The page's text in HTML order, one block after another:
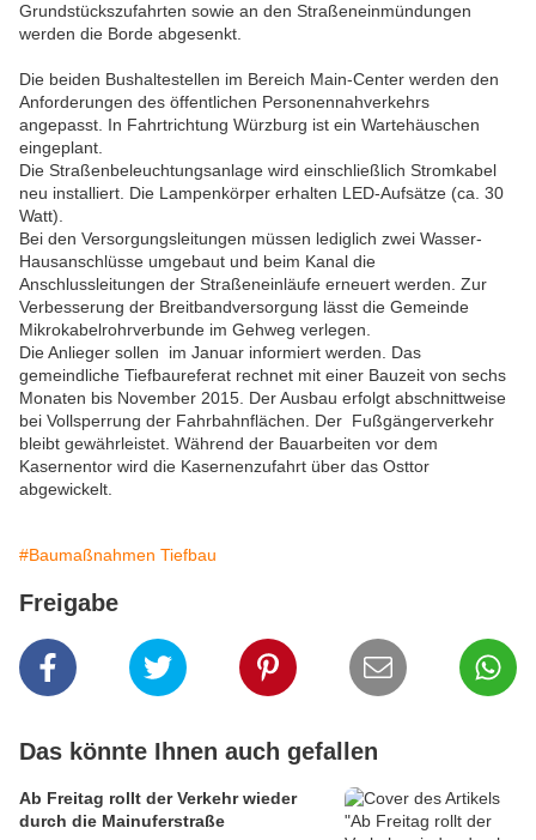
Grundstückszufahrten sowie an den Straßeneinmündungen
werden die Borde abgesenkt.
Die beiden Bushaltestellen im Bereich Main-Center werden den
Anforderungen des öffentlichen Personennahverkehrs
angepasst. In Fahrtrichtung Würzburg ist ein Wartehäuschen
eingeplant.
Die Straßenbeleuchtungsanlage wird einschließlich Stromkabel
neu installiert. Die Lampenkörper erhalten LED-Aufsätze (ca. 30
Watt).
Bei den Versorgungsleitungen müssen lediglich zwei Wasser-
Hausanschlüsse umgebaut und beim Kanal die
Anschlussleitungen der Straßeneinläufe erneuert werden. Zur
Verbesserung der Breitbandversorgung lässt die Gemeinde
Mikrokabelrohrverbunde im Gehweg verlegen.
Die Anlieger sollen im Januar informiert werden. Das
gemeindliche Tiefbaureferat rechnet mit einer Bauzeit von sechs
Monaten bis November 2015. Der Ausbau erfolgt abschnittweise
bei Vollsperrung der Fahrbahnflächen. Der Fußgängerverkehr
bleibt gewährleistet. Während der Bauarbeiten vor dem
Kasernentor wird die Kasernenzufahrt über das Osttor
abgewickelt.
#Baumaßnahmen Tiefbau
Freigabe
Das könnte Ihnen auch gefallen
Ab Freitag rollt der Verkehr wieder
durch die Mainuferstraße